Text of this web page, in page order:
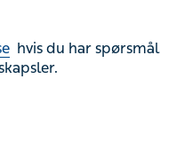
hvis du har spørsmål